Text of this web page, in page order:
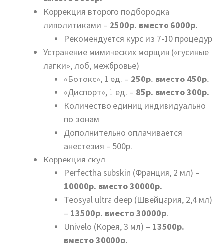
Коррекция второго подбородка
липолитиками – 2500р. вместо 6000р.
Рекомендуется курс из 7-10 процедур
Устранение мимических морщин («гусиные
лапки», лоб, межбровье)
«Ботокс», 1 ед. – 250р. вместо 450р.
«Диспорт», 1 ед. – 85р. вместо 300р.
Количество единиц индивидуально
по зонам
Дополнительно оплачивается
анестезия – 500р.
Коррекция скул
Perfectha subskin (Франция, 2 мл) –
10000р. вместо 30000р.
Teosyal ultra deep (Швейцария, 2,4 мл)
– 13500р. вместо 30000р.
Univelo (Корея, 3 мл) – 13500р.
вместо 30000р.